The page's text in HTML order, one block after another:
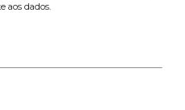
aos dados.